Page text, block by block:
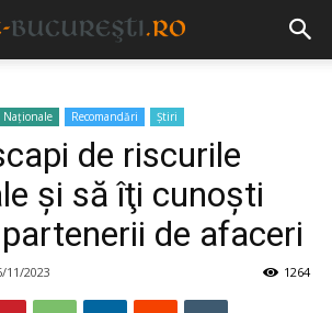
Naționale Recomandări Știri
de riscurile
şi să îţi cunoşti
de afaceri
11/2023 1264